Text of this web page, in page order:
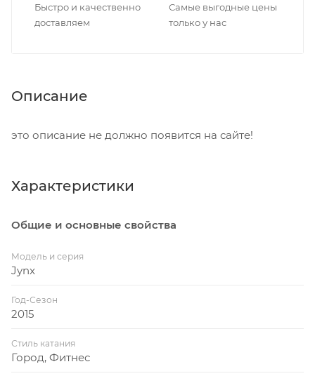
Быстро и качественно
доставляем
Самые выгодные цены
только у нас
Описание
это описание не должно появится на сайте!
Характеристики
Общие и основные свойства
Модель и серия
Jynx
Год-Сезон
2015
Стиль катания
Город, Фитнес